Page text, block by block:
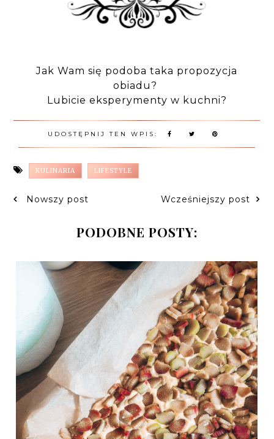
Jak Wam się podoba taka propozycja
obiadu?
Lubicie eksperymenty w kuchni?
UDOSTĘPNIJ TEN WPIS:
KULINARIA LIFESTYLE
Nowszy post Wcześniejszy post
PODOBNE POSTY: